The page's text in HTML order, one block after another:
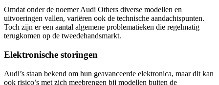
Omdat onder de noemer Audi Others diverse modellen en
uitvoeringen vallen, variëren ook de technische aandachtspunten.
Toch zijn er een aantal algemene problematieken die regelmatig
terugkomen op de tweedehandsmarkt.
Elektronische storingen
Audi’s staan bekend om hun geavanceerde elektronica, maar dit kan
ook risico’s met zich meebrengen bij modellen buiten de